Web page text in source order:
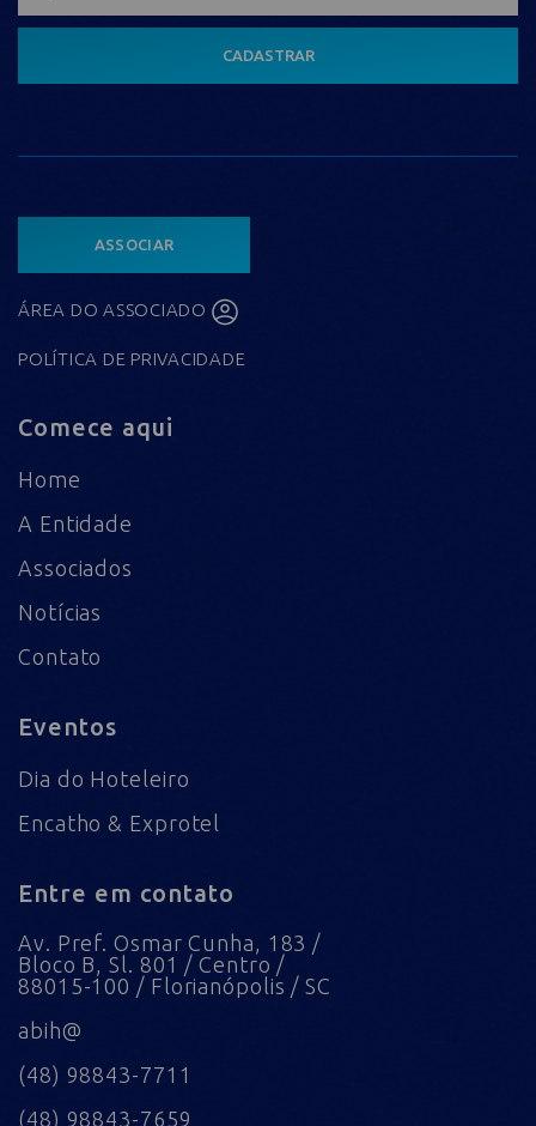
CADASTRAR
ASSOCIAR
ÁREA DO ASSOCIADO
POLÍTICA DE PRIVACIDADE
Comece aqui
Home
A Entidade
Associados
Notícias
Contato
Eventos
Dia do Hoteleiro
Encatho & Exprotel
Entre em contato
Av. Pref. Osmar Cunha, 183 /
Bloco B, Sl. 801 / Centro /
88015-100 / Florianópolis / SC
abih@
(48) 98843-7711
(48) 98843-7659